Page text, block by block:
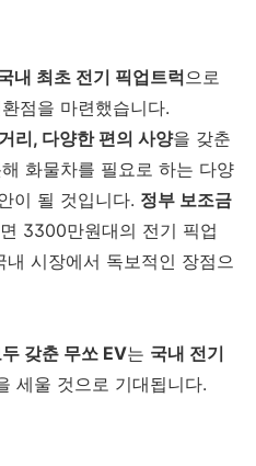
내 최초 전기 픽업트럭으로
점을 마련했습니다.
리, 다양한 편의 사양을 갖춘
화물차를 필요로 하는 다양
이 될 것입니다. 정부 보조금
3300만원대의 전기 픽업
시장에서 독보적인 장점으
갖춘 무쏘 EV는 국내 전기
세울 것으로 기대됩니다.